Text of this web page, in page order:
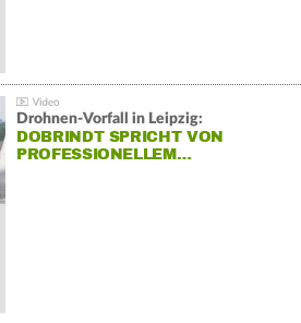
Drohnen-Vorfall in Leipzig:
DOBRINDT SPRICHT VON
PROFESSIONELLEM…